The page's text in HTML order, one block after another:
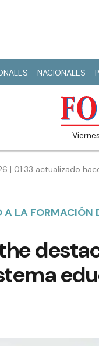
NACIONALES
| 01:33 actualizado
A LA